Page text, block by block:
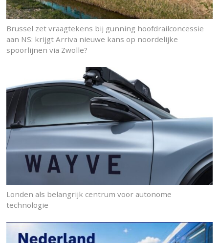
Brussel zet vraagtekens bij gunning hoofdrailconcessie
aan NS: krijgt Arriva nieuwe kans op noordelijke
spoorlijnen via Zwolle?
Londen als belangrijk centrum voor autonome
technologie